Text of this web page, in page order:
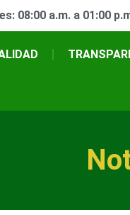
08:00 a.m. a 01:00